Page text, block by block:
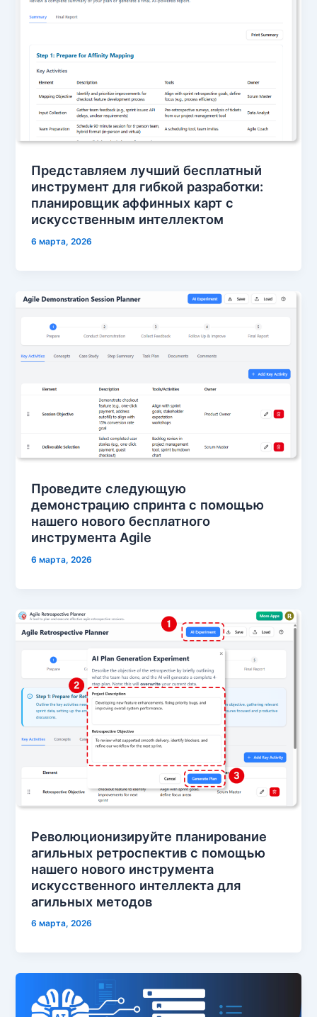
Представляем лучший бесплатный
инструмент для гибкой разработки:
планировщик аффинных карт с
искусственным интеллектом
6 марта, 2026
Проведите следующую
демонстрацию спринта с помощью
нашего нового бесплатного
инструмента Agile
6 марта, 2026
Революционизируйте планирование
агильных ретроспектив с помощью
нашего нового инструмента
искусственного интеллекта для
агильных методов
6 марта, 2026